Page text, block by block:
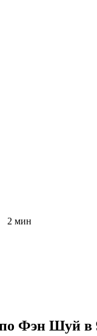
2 мин
Фэн Шуй в